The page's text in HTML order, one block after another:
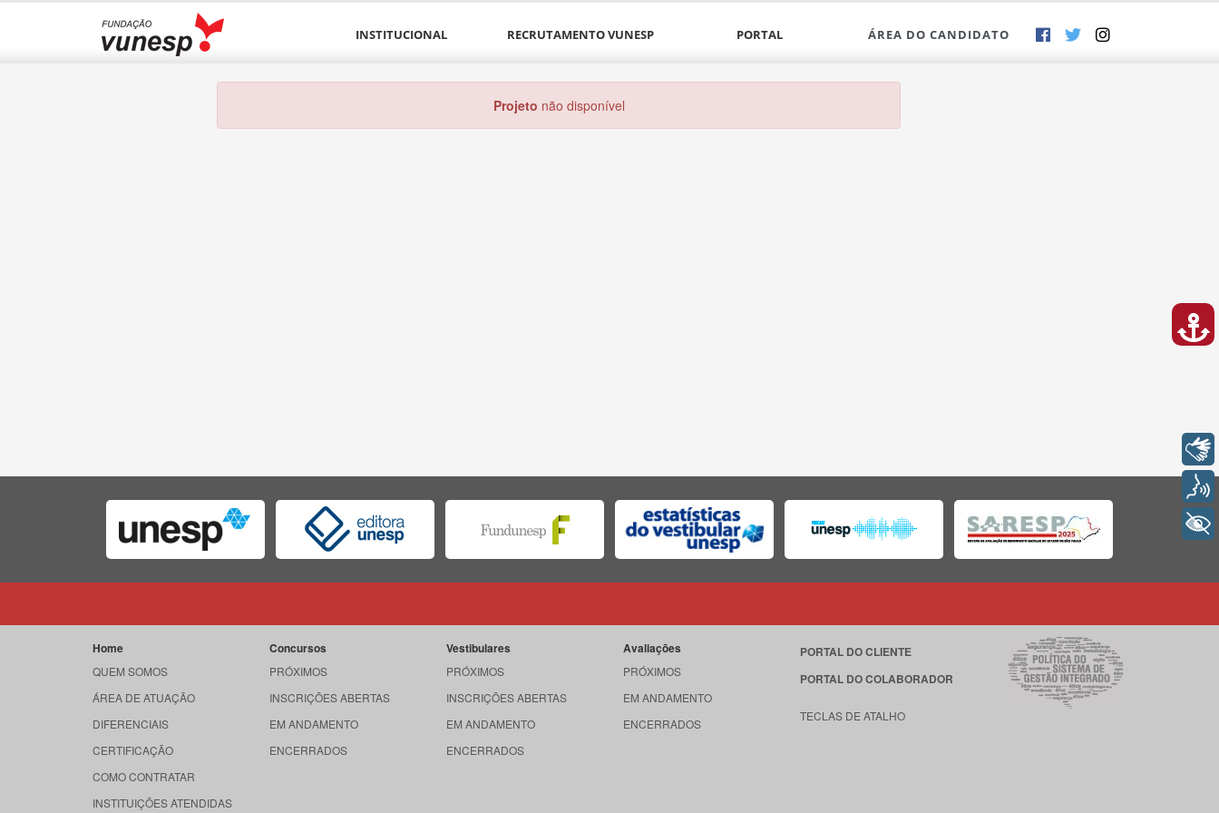
INSTITUCIONAL RECRUTAMENTO VUNESP PORTAL ÁREA DO CANDIDATO
Projeto não disponível
Home
QUEM SOMOS
ÁREA DE ATUAÇÃO
DIFERENCIAIS
CERTIFICAÇÃO
COMO CONTRATAR
INSTITUIÇÕES ATENDIDAS
Concursos
PRÓXIMOS
INSCRIÇÕES ABERTAS
EM ANDAMENTO
ENCERRADOS
Vestibulares
PRÓXIMOS
INSCRIÇÕES ABERTAS
EM ANDAMENTO
ENCERRADOS
Avaliações
PRÓXIMOS
EM ANDAMENTO
ENCERRADOS
PORTAL DO CLIENTE
PORTAL DO COLABORADOR
TECLAS DE ATALHO
+ Acessibilidade